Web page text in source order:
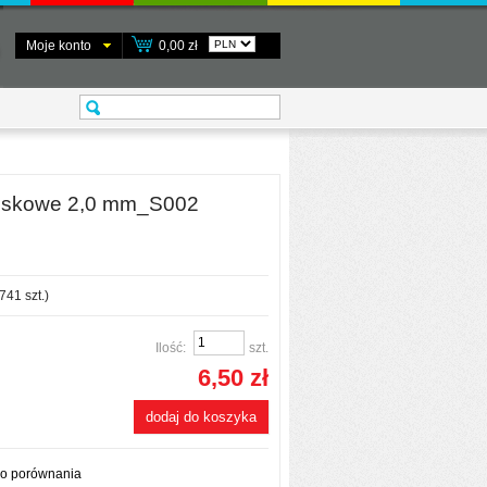
Moje konto 0,00 zł
2,0 mm_S002
741 szt.)
Ilość: szt.
6,50 zł
dodaj do koszyka
porównania